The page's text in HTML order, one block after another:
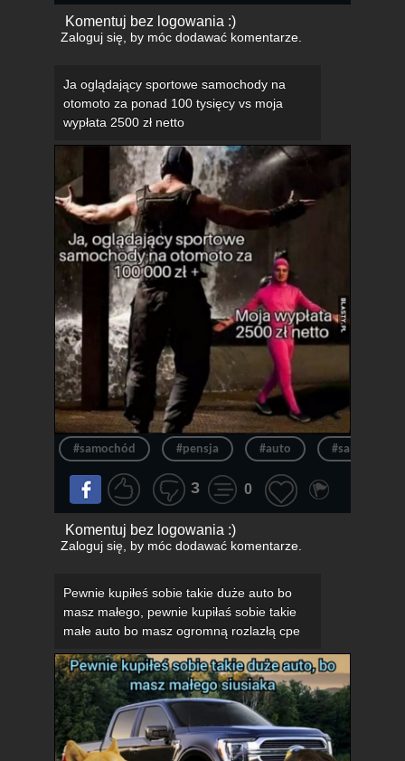
Komentuj bez logowania :)
Zaloguj się, by móc dodawać komentarze.
Ja oglądający sportowe samochody na
otomoto za ponad 100 tysięcy vs moja
wypłata 2500 zł netto
#samochód #pensja #auto #samochody
3 0
Komentuj bez logowania :)
Zaloguj się, by móc dodawać komentarze.
Pewnie kupiłeś sobie takie duże auto bo
masz małego, pewnie kupiłaś sobie takie
małe auto bo masz ogromną rozlazłą cpe